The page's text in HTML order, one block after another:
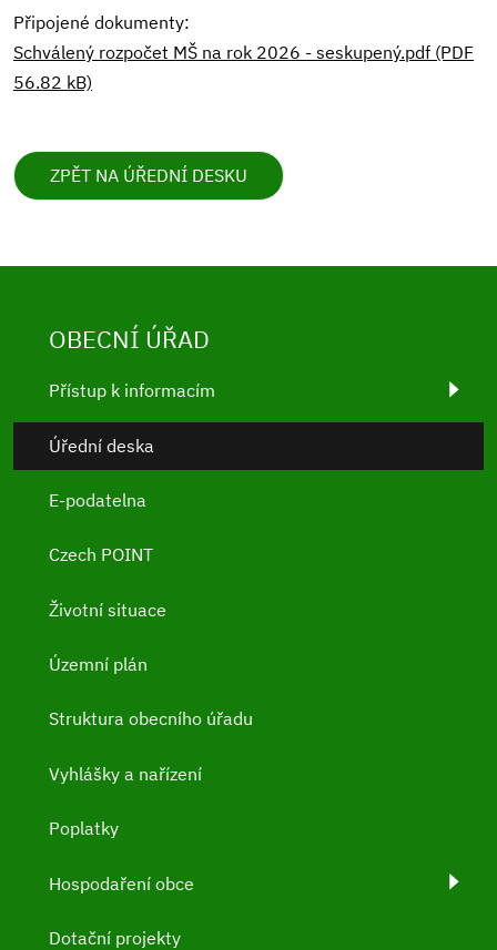
Připojené dokumenty:
Schválený rozpočet MŠ na rok 2026 - seskupený.pdf (PDF
56.82 kB)
ZPĚT NA ÚŘEDNÍ DESKU
OBECNÍ ÚŘAD
Přístup k informacím
Úřední deska
E-podatelna
Czech POINT
Životní situace
Územní plán
Struktura obecního úřadu
Vyhlášky a nařízení
Poplatky
Hospodaření obce
Dotační projekty